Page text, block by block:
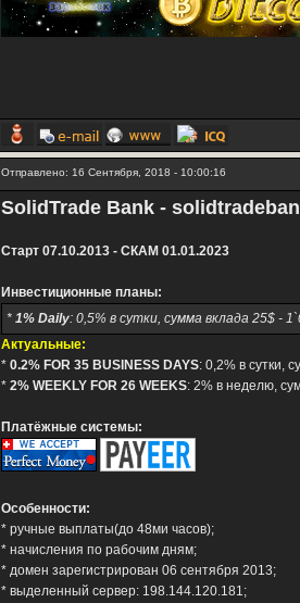
Отправлено: 16 Сентября, 2018 - 10:00:16
SolidTrade Bank -
Старт 07.10.2013 - СКАМ 01.01.2023
Инвестиционные планы:
* 1% Daily: 0,5% в сутки, сумма вклада 25$ -
Актуальные:
* 0.2% FOR 35 BUSINESS DAYS: 0,2% в сутки,
* 2% WEEKLY FOR 26 WEEKS: 2% в неделю,
Платёжные системы:
Особенности:
* ручные выплаты(до 48ми часов);
* начисления по рабочим дням;
* домен зарегистрирован 06 сентября 2013;
* выделенный сервер: 198.144.120.181;